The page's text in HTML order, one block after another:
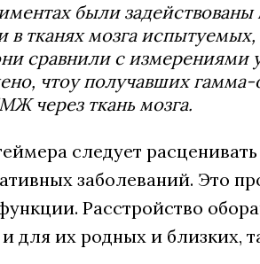
были
в тканях мозга
сравнили с измерениями
чтоу получавших
через ткань мозга.
следует
заболеваний. Это
Расстройство
для их родных и близких,